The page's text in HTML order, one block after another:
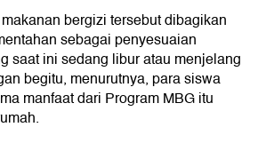
bergizi tersebut dibagikan
sebagai penyesuaian
saat ini sedang libur atau menjelang
begitu, menurutnya, para siswa
manfaat dari Program MBG itu